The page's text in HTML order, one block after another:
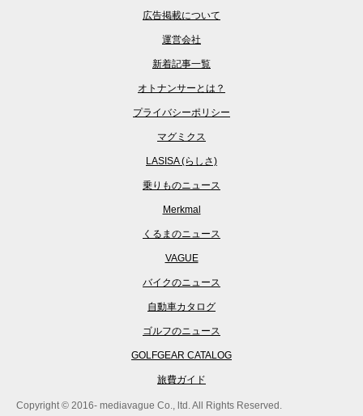
広告掲載について
運営会社
新着記事一覧
オトナンサーとは？
プライバシーポリシー
マグミクス
LASISA (らしさ)
乗りものニュース
Merkmal
くるまのニュース
VAGUE
バイクのニュース
自動車カタログ
ゴルフのニュース
GOLFGEAR CATALOG
旅費ガイド
Copyright © 2016- mediavague Co., ltd. All Rights Reserved.